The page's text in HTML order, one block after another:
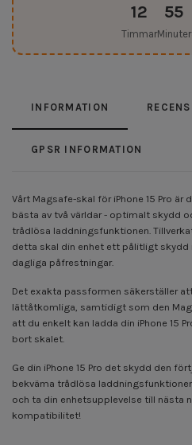
12
Timmar
55
Minuter
INFORMATION
GPSR INFORMATION
Vårt Magsafe-skal för iPhone 15 Pro
bästa av två världar - optimalt skydd
trådlösa laddningsfunktionen.
detta skal din enhet ett pålitligt
dagliga påfrestningar.
Det exakta passformen säkerställer
lättåtkomliga, samtidigt som den
att du enkelt kan ladda din iPhone 15
bort skalet.
Ge din iPhone 15 Pro det skydd den
bekväma trådlösa
och ta din enhetsupplevelse till nästa
kompatibilitet!